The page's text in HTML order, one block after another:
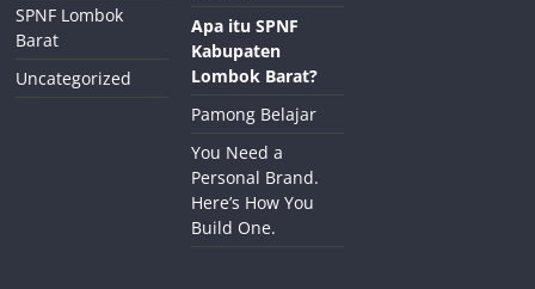
SPNF Lombok
Barat
Uncategorized
Apa itu SPNF
Kabupaten
Lombok Barat?
Pamong Belajar
You Need a
Personal Brand.
Here’s How You
Build One.